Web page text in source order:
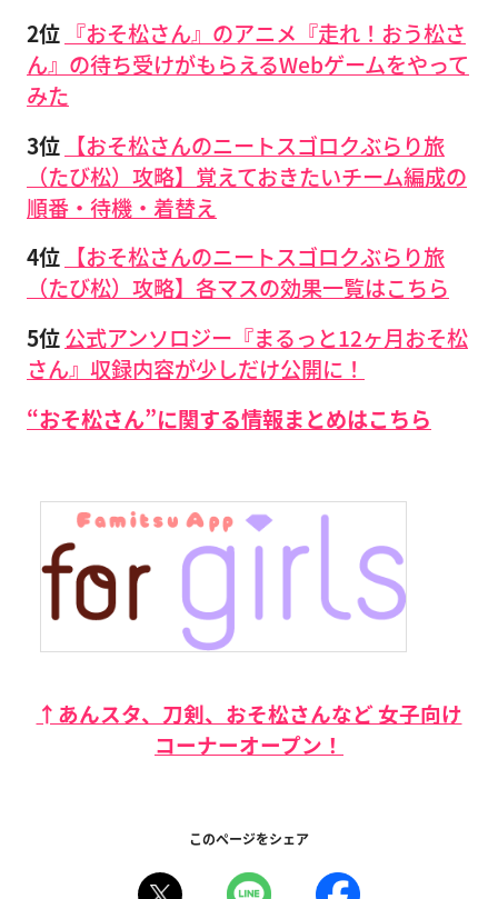
2位 『おそ松さん』のアニメ『走れ！おう松さ
ん』の待ち受けがもらえるWebゲームをやって
みた
3位 【おそ松さんのニートスゴロクぶらり旅
（たび松）攻略】覚えておきたいチーム編成の
順番・待機・着替え
4位 【おそ松さんのニートスゴロクぶらり旅
（たび松）攻略】各マスの効果一覧はこちら
5位公式アンソロジー『まるっと12ヶ月おそ松
さん』収録内容が少しだけ公開に！
“おそ松さん”に関する情報まとめはこちら
↑あんスタ、刀剣、おそ松さんなど 女子向け
コーナーオープン！
このページをシェア